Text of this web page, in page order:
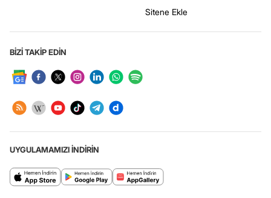
Sitene Ekle
BİZİ TAKİP EDİN
UYGULAMAMIZI İNDİRİN